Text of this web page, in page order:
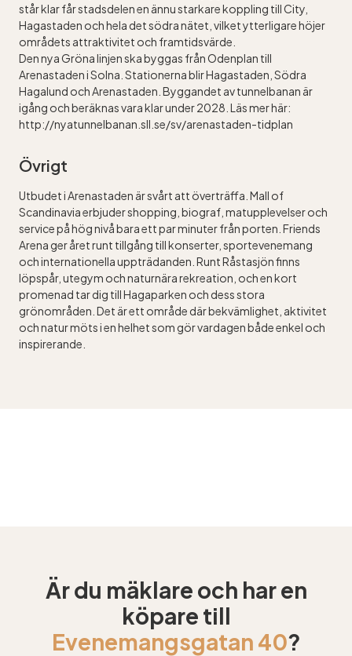
står klar får stadsdelen en ännu starkare koppling till City,
Hagastaden och hela det södra nätet, vilket ytterligare höjer
områdets attraktivitet och framtidsvärde.
Den nya Gröna linjen ska byggas från Odenplan till
Arenastaden i Solna. Stationerna blir Hagastaden, Södra
Hagalund och Arenastaden. Byggandet av tunnelbanan är
igång och beräknas vara klar under 2028. Läs mer här:
http://nyatunnelbanan.sll.se/sv/arenastaden-tidplan
Övrigt
Utbudet i Arenastaden är svårt att överträffa. Mall of
Scandinavia erbjuder shopping, biograf, matupplevelser och
service på hög nivå bara ett par minuter från porten. Friends
Arena ger året runt tillgång till konserter, sportevenemang
och internationella uppträdanden. Runt Råstasjön finns
löpspår, utegym och naturnära rekreation, och en kort
promenad tar dig till Hagaparken och dess stora
grönområden. Det är ett område där bekvämlighet, aktivitet
och natur möts i en helhet som gör vardagen både enkel och
inspirerande.
Är du mäklare och har en
köpare till
Evenemangsgatan 40?